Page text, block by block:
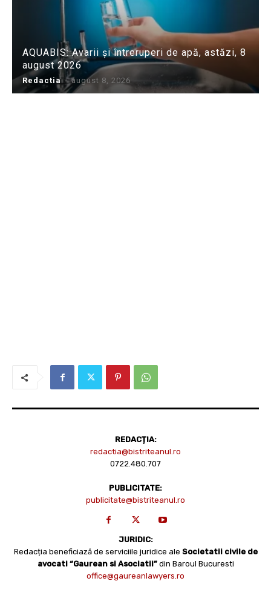
AQUABIS: Avarii și întreruperi de apă, astăzi, 8
august 2026
Redactia - august 8, 2026
REDACȚIA:
redactia@bistriteanul.ro
0722.480.707
PUBLICITATE:
publicitate@bistriteanul.ro
JURIDIC:
Redacția beneficiază de serviciile juridice ale Societatii civile de
avocati “Gaurean si Asociatii” din Baroul Bucuresti
office@gaureanlawyers.ro